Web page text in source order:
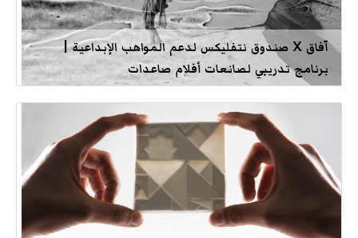
آفاق X صندوق نتفليكس لدعم المواهب الإبداعية |
برنامج تدريبي لصانعات أفلام صاعدات